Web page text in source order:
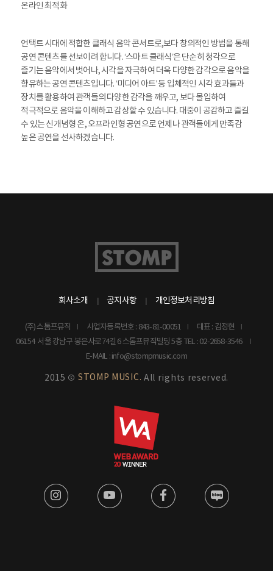
온라인 최적화
언택트 시대에 적합한 클래식 음악 콘서트로,보다 창의적인 방법을 통해
공연 콘텐츠를 선보이려 합니다. ‘스마트 클래식’은 단순히 청각으로
즐기는 음악에서 벗어나, 시각을 자극하여 더욱 다양한 감각으로 음악을
향유하는 공연 콘텐츠입니다. ‘미디어 아트’ 등 입체적인 시각 효과들과
장치를 활용하여 관객들의 다양한 감각을 깨우고, 보다 몰입하여
적극적으로 음악을 이해하고 감상할 수 있습니다. 대중이 공감하고 즐길
수 있는 신개념형 온, 오프라인형 공연으로 언제나 관객들에게 만족감
높은 공연을 선사하겠습니다.
회사소개 공지사항 개인정보처리방침
(주) 스톰프뮤직 사업자등록번호 : 843-81-00051
대표 : 김정현
06154 서울 강남구 봉은사로74길 6 스톰프뮤직빌딩 5층 TEL : 02-2658-3546
E-MAIL : info@stompmusic.com
2015 © STOMP MUSIC. All rights reserved.